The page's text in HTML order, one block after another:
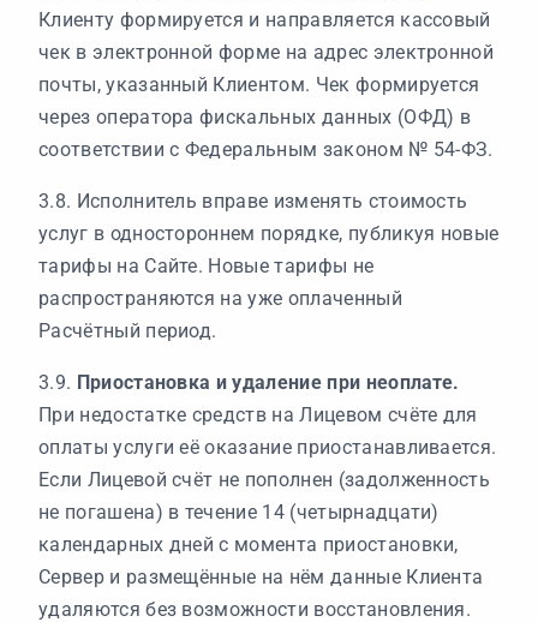
Клиенту формируется и направляется кассовый
чек в электронной форме на адрес электронной
почты, указанный Клиентом. Чек формируется
через оператора фискальных данных (ОФД) в
соответствии с Федеральным законом № 54-ФЗ.
3.8. Исполнитель вправе изменять стоимость
услуг в одностороннем порядке, публикуя новые
тарифы на Сайте. Новые тарифы не
распространяются на уже оплаченный
Расчётный период.
3.9. Приостановка и удаление при неоплате.
При недостатке средств на Лицевом счёте для
оплаты услуги её оказание приостанавливается.
Если Лицевой счёт не пополнен (задолженность
не погашена) в течение 14 (четырнадцати)
календарных дней с момента приостановки,
Сервер и размещённые на нём данные Клиента
удаляются без возможности восстановления.